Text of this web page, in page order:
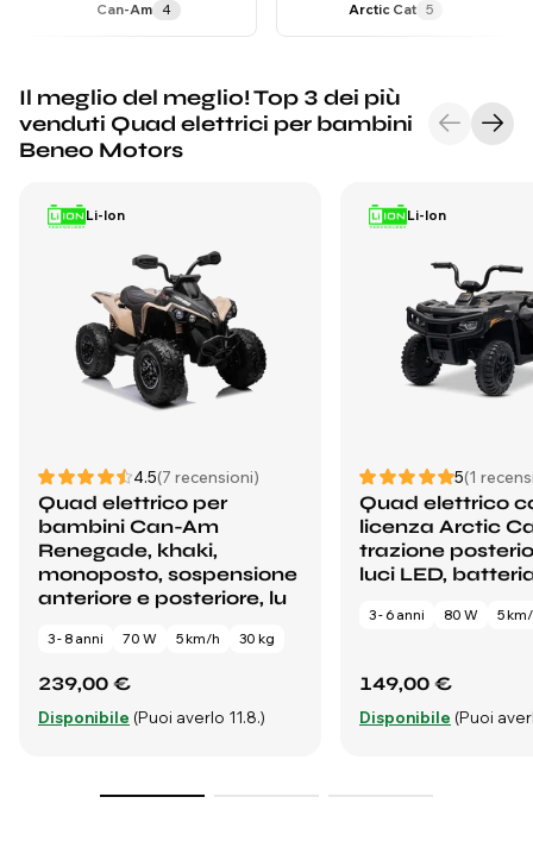
Can-Am 4 Arctic Cat 5
Il meglio del meglio! Top 3 dei più
venduti Quad elettrici per bambini
Beneo Motors
Li-Ion
4.5(7 recensioni)
Quad elettrico per
bambini Can-Am
Renegade, khaki,
monoposto, sospensione
anteriore e posteriore, lu
3 - 8 anni 70 W 5 km/h 30 kg
239,00 €
Disponibile (Puoi averlo 11.8.)
Li-Ion
5(1
Quad elettrico
licenza Arctic
trazione
luci LED,
3 - 6 anni 80 W 5
149,00 €
Disponibile (Puoi